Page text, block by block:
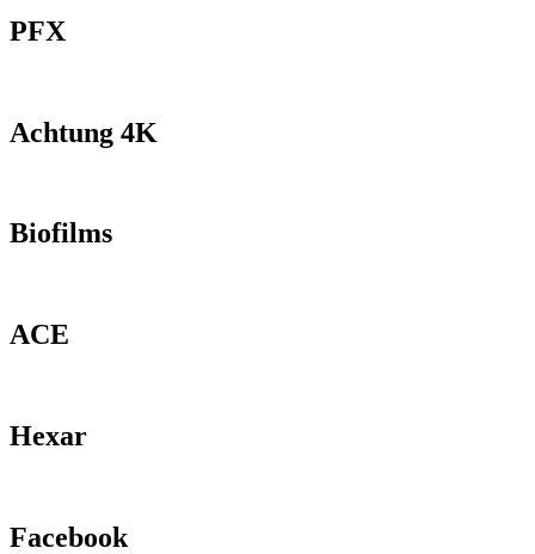
PFX
Achtung 4K
Biofilms
ACE
Hexar
Facebook